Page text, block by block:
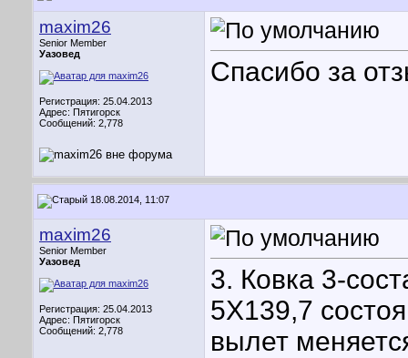
maxim26
Senior Member
Уазовед
Регистрация: 25.04.2013
Адрес: Пятигорск
Сообщений: 2,778
Спасибо за
18.08.2014, 11:07
maxim26
Senior Member
Уазовед
Регистрация: 25.04.2013
Адрес: Пятигорск
Сообщений: 2,778
3. Ковка 3-
5Х139,7
вылет